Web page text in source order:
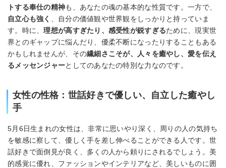
トする奉仕の精神も、あなたの魂の基本的な性質です。一方で、
自立心も強く
、自分の価値観や世界観をしっかりと持っていま
す。時に、理想が高すぎたり、感受性が鋭すぎるために、現実世
界とのギャップに悩んだり、優柔不断になったりすることもある
かもしれませんが、その繊細さこそが、人々を癒やし、愛を伝え
るメッセンジャーとしてのあなたの特別な力なのです。
女性の性格：世話好きで優しい、自立した癒やし
手
5月6日生まれの女性は、非常に思いやり深く、周りの人の気持ち
を敏感に察して、優しく手を差し伸べることができる人です。世
話好きで面倒見が良く、多くの人から頼りにされるでしょう。美
的感覚に優れ、ファッションやインテリアなど、美しいものに囲